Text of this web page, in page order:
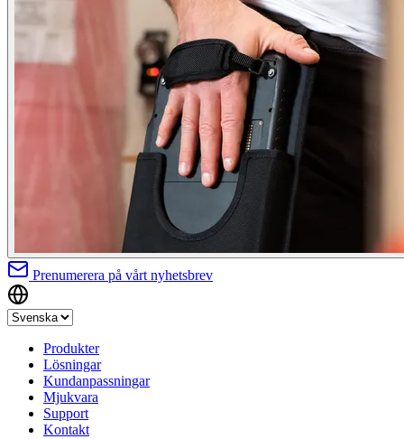
Prenumerera på vårt nyhetsbrev
Produkter
Lösningar
Kundanpassningar
Mjukvara
Support
Kontakt